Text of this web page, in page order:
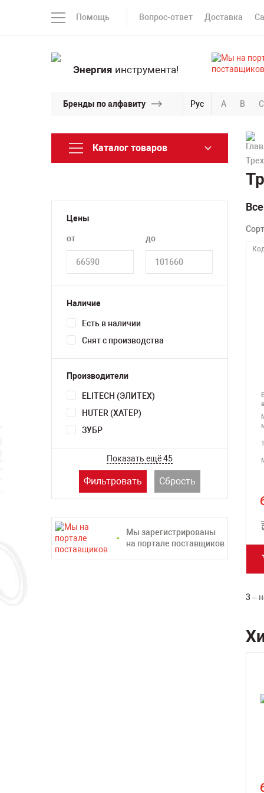
Помощь Вопрос-ответ Доставка
Энергия инструмента!
Бренды по алфавиту Рус A B C
Каталог товаров
Цены
от до
Наличие
Есть в наличии
Снят с производства
Производители
ELITECH (ЭЛИТЕХ)
HUTER (ХАТЕР)
ЗУБР
Показать ещё 45
Фильтровать Сбрость
Мы зарегистрированы
на портале поставщиков
3 –